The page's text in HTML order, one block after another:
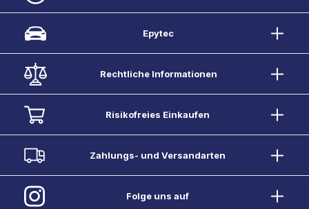
Epytec
Rechtliche Informationen
Risikofreies Einkaufen
Zahlungs- und Versandarten
Folge uns auf